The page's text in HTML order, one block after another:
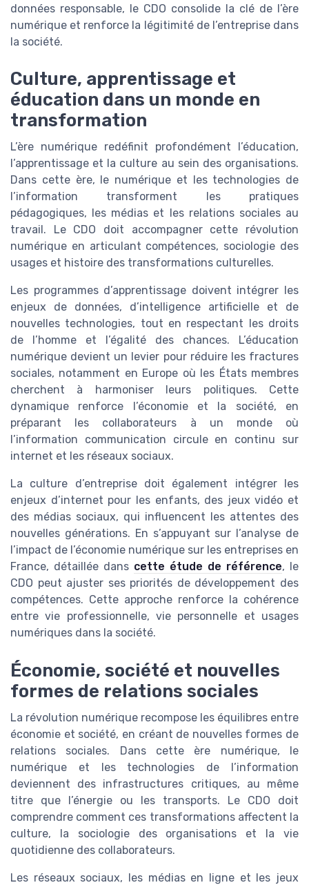
données responsable, le CDO consolide la clé de l’ère
numérique et renforce la légitimité de l’entreprise dans
la société.
Culture, apprentissage et
éducation dans un monde en
transformation
L’ère numérique redéfinit profondément l’éducation,
l’apprentissage et la culture au sein des organisations.
Dans cette ère, le numérique et les technologies de
l’information transforment les pratiques
pédagogiques, les médias et les relations sociales au
travail. Le CDO doit accompagner cette révolution
numérique en articulant compétences, sociologie des
usages et histoire des transformations culturelles.
Les programmes d’apprentissage doivent intégrer les
enjeux de données, d’intelligence artificielle et de
nouvelles technologies, tout en respectant les droits
de l’homme et l’égalité des chances. L’éducation
numérique devient un levier pour réduire les fractures
sociales, notamment en Europe où les États membres
cherchent à harmoniser leurs politiques. Cette
dynamique renforce l’économie et la société, en
préparant les collaborateurs à un monde où
l’information communication circule en continu sur
internet et les réseaux sociaux.
La culture d’entreprise doit également intégrer les
enjeux d’internet pour les enfants, des jeux vidéo et
des médias sociaux, qui influencent les attentes des
nouvelles générations. En s’appuyant sur l’analyse de
l’impact de l’économie numérique sur les entreprises en
France, détaillée dans cette étude de référence, le
CDO peut ajuster ses priorités de développement des
compétences. Cette approche renforce la cohérence
entre vie professionnelle, vie personnelle et usages
numériques dans la société.
Économie, société et nouvelles
formes de relations sociales
La révolution numérique recompose les équilibres entre
économie et société, en créant de nouvelles formes de
relations sociales. Dans cette ère numérique, le
numérique et les technologies de l’information
deviennent des infrastructures critiques, au même
titre que l’énergie ou les transports. Le CDO doit
comprendre comment ces transformations affectent la
culture, la sociologie des organisations et la vie
quotidienne des collaborateurs.
Les réseaux sociaux, les médias en ligne et les jeux